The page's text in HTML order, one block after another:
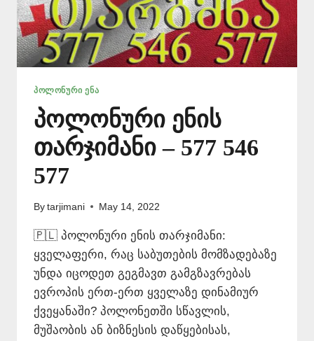
ᲞᲝᲚᲝᲜᲣᲠᲘ ᲔᲜᲐ
პოლონური ენის
თარჯიმანი – 577 546
577
By tarjimani May 14, 2022
🇵🇱 პოლონური ენის თარჯიმანი:
ყველაფერი, რაც საბუთების მომზადებაზე
უნდა იცოდეთ გეგმავთ გამგზავრებას
ევროპის ერთ-ერთ ყველაზე დინამიურ
ქვეყანაში? პოლონეთში სწავლის,
მუშაობის ან ბიზნესის დაწყებისას,